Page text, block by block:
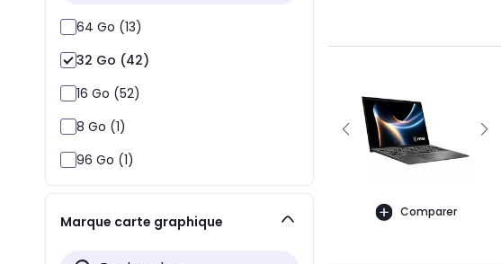
64 Go (13)
32 Go (42)
16 Go (52)
8 Go (1)
96 Go (1)
Marque carte graphique
Comparer